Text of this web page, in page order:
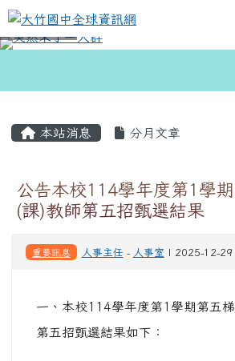
跳至主內容區
大竹國中全球資訊網
本站消息 分月文章
公告本校114學年度第1學
(課)教師第五招甄選結果
重要訊息 人事主任 - 人事室 | 2025-12-29
一、本校114學年度第1學期第五
第五招甄選結果如下：